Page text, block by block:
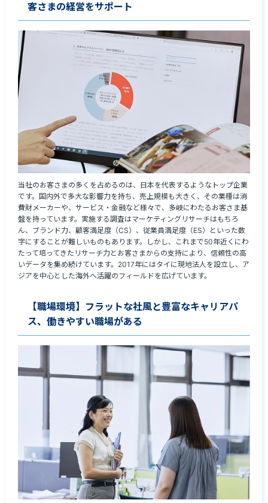
客さまの経営をサポート
当社のお客さまの多くを占めるのは、日本を代表するようなトップ企業
です。国内外で多大な影響力を持ち、売上規模も大きく、その業種は消
費財メーカーや、サービス・金融など様々で、多岐にわたるお客さま基
盤を持っています。実施する調査はマーケティングリサーチはもちろ
ん、ブランド力、顧客満足度（CS）、従業員満足度（ES）といった数
字にすることが難しいものもあります。しかし、これまで50年近くにわ
たって培ってきたリサーチ力とお客さまからの支持により、信頼性の高
いデータを集め続けています。2017年にはタイに現地法人を設立し、ア
ジアを中心とした海外へ活躍のフィールドを広げています。
【職場環境】フラットな社風と豊富なキャリアパ
ス、働きやすい職場がある